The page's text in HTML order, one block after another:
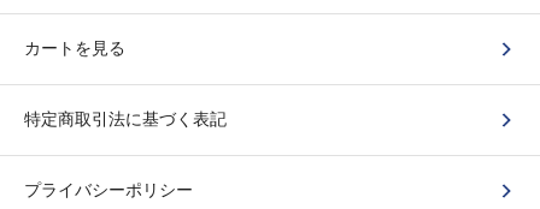
カートを見る
特定商取引法に基づく表記
プライバシーポリシー